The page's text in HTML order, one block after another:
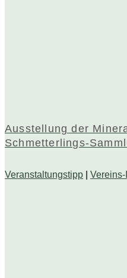
Ausstellung der
Schmetterlings-
Veranstaltungstipp